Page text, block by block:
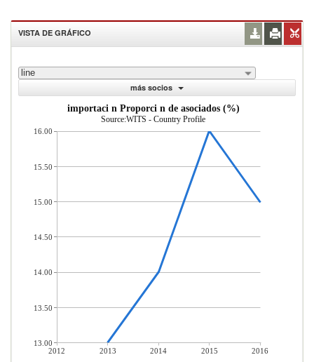
VISTA DE GRÁFICO
line
más socios
importaci n Proporci n de asociados (%)
Source:WITS - Country Profile
2012 2013 2014 2015
2016
16.00
15.50
15.00
14.50
14.00
13.50
13.00